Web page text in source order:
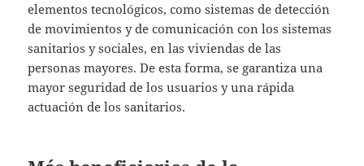
elementos tecnológicos, como sistemas de detección
de movimientos y de comunicación con los sistemas
sanitarios y sociales, en las viviendas de las
personas mayores. De esta forma, se garantiza una
mayor seguridad de los usuarios y una rápida
actuación de los sanitarios.